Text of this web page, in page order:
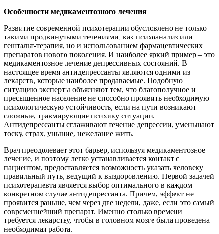
Особенности медикаментозного лечения
Развитие современной психотерапии обусловлено не только
такими продвинутыми течениями, как психоанализ или
гештальт-терапия, но и использованием фармацевтических
препаратов нового поколения. И наиболее яркий пример – это
медикаментозное лечение депрессивных состояний. В
настоящее время антидепрессанты являются одними из
лекарств, которые наиболее продаваемые. Подобную
ситуацию эксперты объясняют тем, что благополучное и
пресыщенное население не способно проявить необходимую
психологическую устойчивость, если на пути возникают
сложные, травмирующие психику ситуации.
Антидепрессанты сглаживают течение депрессии, уменьшают
тоску, страх, уныние, нежелание жить.
Врач преодолевает этот барьер, используя медикаментозное
лечение, и поэтому легко устанавливается контакт с
пациентом, предоставляется возможность указать человеку
правильный путь, ведущий к выздоровлению. Первой задачей
психотерапевта является выбор оптимального в каждом
конкретном случае антидепрессанта. Причем, эффект не
проявится раньше, чем через две недели, даже, если это самый
современнейший препарат. Именно столько времени
требуется лекарству, чтобы в головном мозге была проведена
необходимая работа.